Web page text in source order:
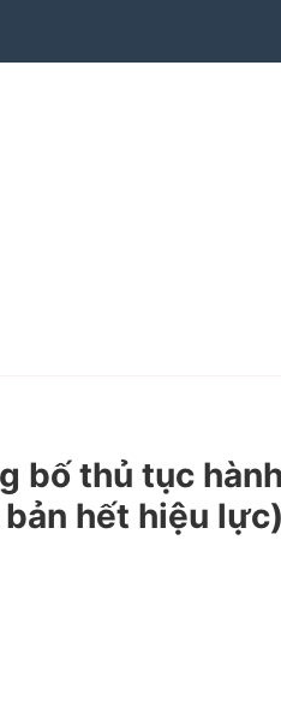
bố thủ tục
hết hiệu lực)